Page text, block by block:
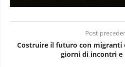
Post
Costruire il futuro con migranti
giorni di incontri e